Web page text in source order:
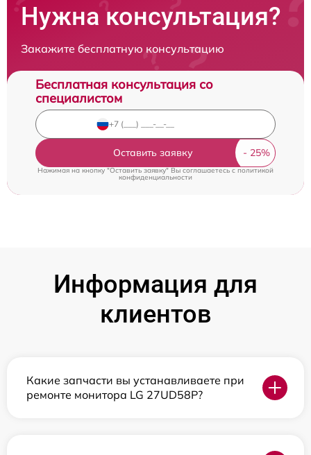
Нужна консультация?
Закажите бесплатную консультацию
Бесплатная консультация со
специалистом
Оставить заявку
Нажимая на кнопку "Оставить заявку" Вы соглашаетесь cполитикой
конфиденциальности
Информация для
клиентов
Какие запчасти вы устанавливаете при
ремонте монитора LG 27UD58P?